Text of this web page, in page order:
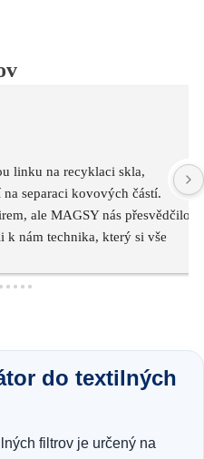
na recyklaci skla,
kovových částí.
MAGSY nás přesvědčilo
technika, který si vše
a ušetřil nám obrovské
servis funguje
do textilných
filtrov je určený na